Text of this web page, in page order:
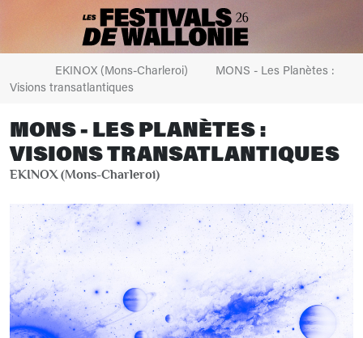
EKINOX (Mons-Charleroi)
MONS - Les Planètes :
Visions transatlantiques
MONS - LES PLANÈTES :
VISIONS TRANSATLANTIQUES
EKINOX (Mons-Charleroi)